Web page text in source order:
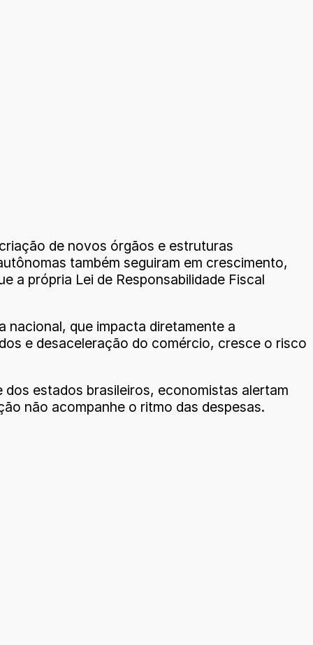
de novos órgãos e estruturas
também seguiram em crescimento,
a própria Lei de Responsabilidade Fiscal
que impacta diretamente a
e desaceleração do comércio, cresce o risco
estados brasileiros, economistas alertam
não acompanhe o ritmo das despesas.